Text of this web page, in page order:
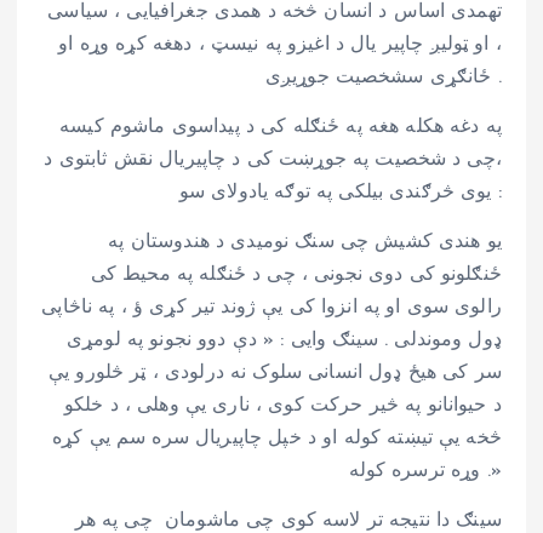
تهمدی اساس د انسان څخه د همدی جغرافیایی ، سیاسی
، او ټولیږ چاپیر یال د اغیزو په نیسټ ، دهغه کړه وړه او
ځانګړی سشخصیت جوړیږی .
په دغه هکله هغه په ځنګله کی د پیداسوی ماشوم کیسه
،چی د شخصیت په جوړښت کی د چاپیریال نقش ثابتوی د
یوی څرګندی بیلکی په توګه یادولای سو :
ځنګلونو کی دوی نجونی ، چی د ځنګله په محیط کی
رالوی سوی او په انزوا کی یې ژوند تیر کړی ؤ ، په ناڅاپی
ډول وموندلی . سینګ وایی : « دې دوو نجونو په لومړی
سر کی هیځ ډول انسانی سلوک نه درلودی ، ټر څلورو یې
د حیوانانو په څیر حرکت کوی ، ناری یې وهلی ، د خلکو
څخه یې تیښته کوله او د خپل چاپیریال سره سم یې کړه
وړه ترسره کوله .»
سینګ دا نتیجه تر لاسه کوی چی ماشومان چی په هر